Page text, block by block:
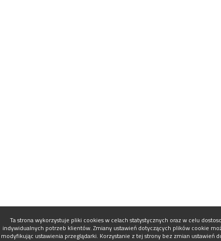
Ta strona wykorzystuje pliki cookies w celach statystycznych oraz w celu
indywidualnych potrzeb klientów. Zmiany ustawień dotyczących plików cookie
modyfikując ustawienia przeglądarki. Korzystanie z tej strony bez zmian ustawień